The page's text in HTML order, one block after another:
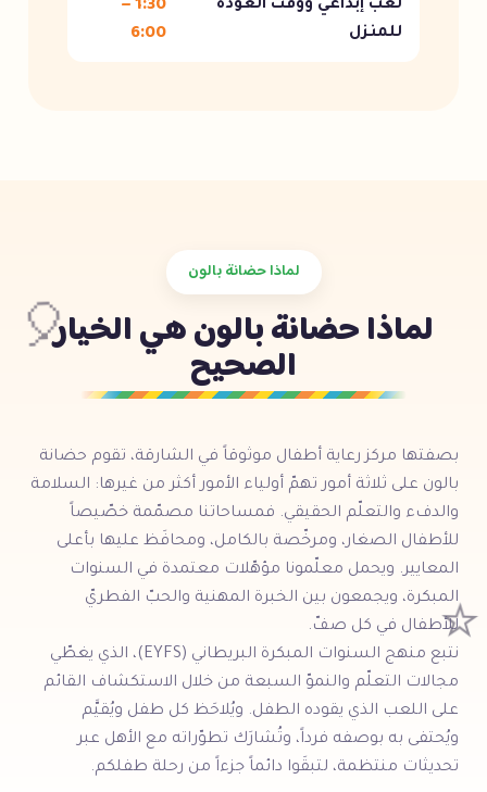
لعب إبداعي ووقت العودة
للمنزل
6:00
لماذا حضانة بالون
لماذا حضانة بالون هي الخيار
الصحيح
بصفتها مركز رعاية أطفال موثوقاً في الشارقة، تقوم حضانة
بالون على ثلاثة أمور تهمّ أولياء الأمور أكثر من غيرها: السلامة
والدفء والتعلّم الحقيقي. فمساحاتنا مصمّمة خصّيصاً
للأطفال الصغار، ومرخّصة بالكامل، ومحافَظ عليها بأعلى
المعايير. ويحمل معلّمونا مؤهّلات معتمدة في السنوات
المبكرة، ويجمعون بين الخبرة المهنية والحبّ الفطريّ
للأطفال في كل صفّ.
نتبع منهج السنوات المبكرة البريطاني (EYFS)، الذي يغطّي
مجالات التعلّم والنموّ السبعة من خلال الاستكشاف القائم
على اللعب الذي يقوده الطفل. ويُلاحَظ كل طفل ويُقيَّم
ويُحتفى به بوصفه فرداً، وتُشارَك تطوّراته مع الأهل عبر
تحديثات منتظمة، لتبقَوا دائماً جزءاً من رحلة طفلكم.
🎈
⭐